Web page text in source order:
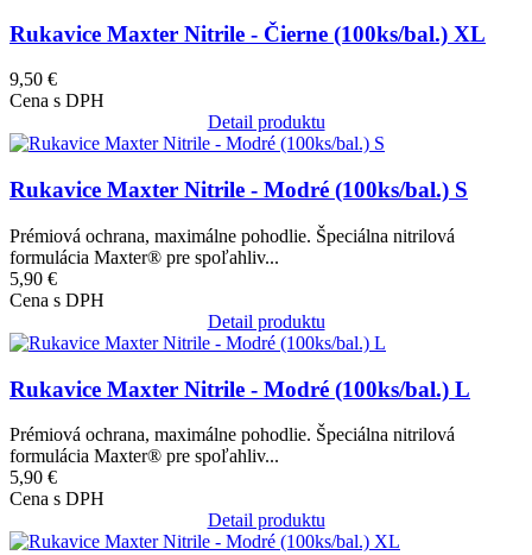
Rukavice Maxter Nitrile - Čierne (100ks/bal.) XL
9,50 €
Cena s DPH
Detail produktu
Obrázok
Rukavice Maxter Nitrile - Modré (100ks/bal.) S
Prémiová ochrana, maximálne pohodlie. Špeciálna nitrilová
formulácia Maxter® pre spoľahliv...
5,90 €
Cena s DPH
Detail produktu
Obrázok
Rukavice Maxter Nitrile - Modré (100ks/bal.) L
Prémiová ochrana, maximálne pohodlie. Špeciálna nitrilová
formulácia Maxter® pre spoľahliv...
5,90 €
Cena s DPH
Detail produktu
Obrázok